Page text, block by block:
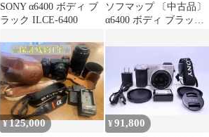
SONY α6400 ボディ ブ
ラック ILCE-6400
ソフマップ 〔中古品〕
α6400 ボディ ブラック
¥125,000 ¥91,800